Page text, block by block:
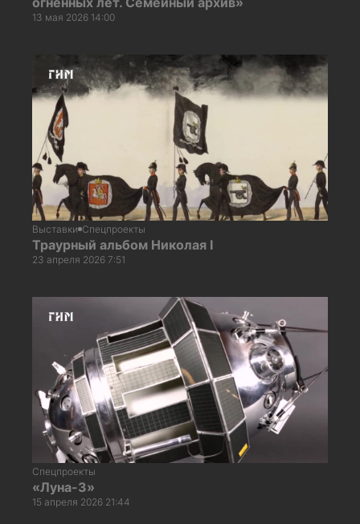
13 мая 2026 14:00
Выставки Спецпроекты
Траурный альбом Николая I
23 апреля 2026 7:51
Спецпроекты
«Луна-3»
15 апреля 2026 21:44